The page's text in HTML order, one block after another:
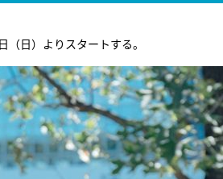
（日）よりスタートする。
『アイ＝ラブ
E齋藤樹愛羅＆
ビュー